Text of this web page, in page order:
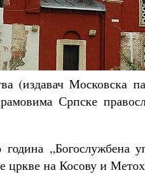
(издавач Московска
Српске
„Богослужбена
цркве на Косову и